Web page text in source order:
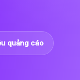
quảng cáo